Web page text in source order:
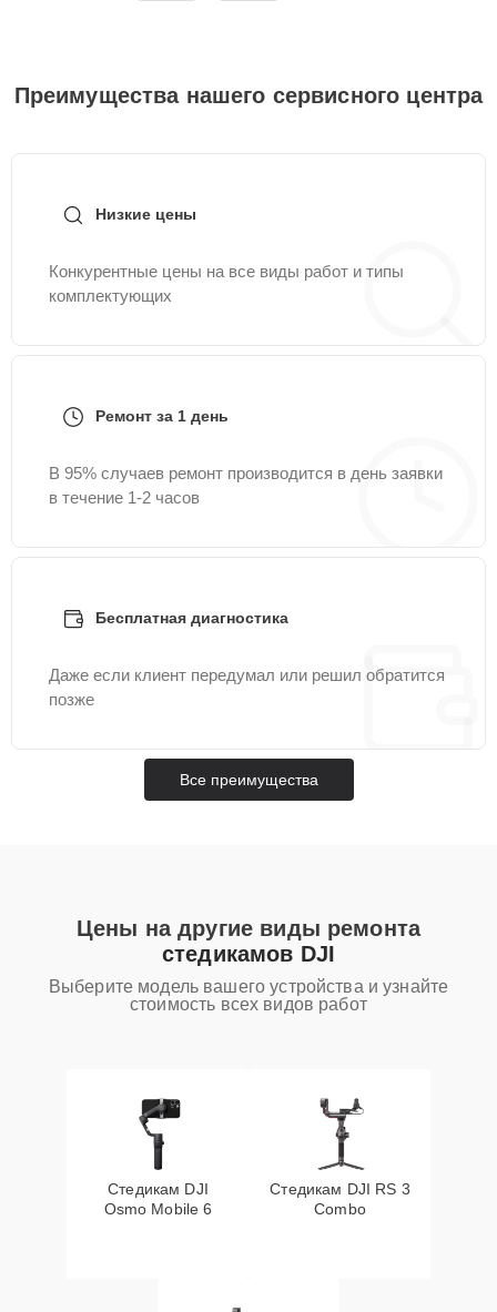
Преимущества нашего сервисного центра
Низкие цены
Конкурентные цены на все виды работ и типы
комплектующих
Ремонт за 1 день
В 95% случаев ремонт производится в день заявки
в течение 1-2 часов
Бесплатная диагностика
Даже если клиент передумал или решил обратится
позже
Все преимущества
Цены на другие виды ремонта
стедикамов DJI
Выберите модель вашего устройства и узнайте
стоимость всех видов работ
Стедикам DJI
Osmo Mobile 6
Стедикам DJI RS 3
Combo